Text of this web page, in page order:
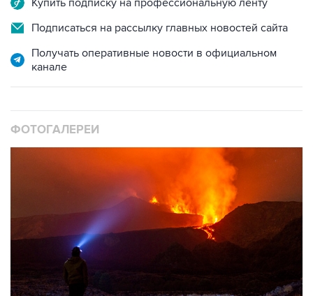
Купить подписку на профессиональную ленту
Подписаться на рассылку главных новостей сайта
Получать оперативные новости в официальном
канале
ФОТОГАЛЕРЕИ